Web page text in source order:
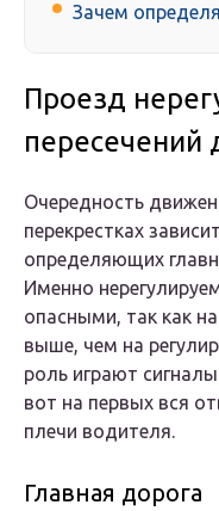
Зачем
Проезд
пересечений
Очередность
перекрестках
определяющих
Именно
опасными, так как
выше, чем на
роль играют
вот на первых вся
плечи водителя.
Главная дорога